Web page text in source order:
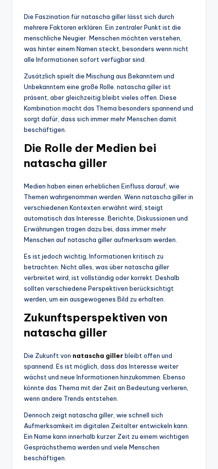
Die Faszination für natascha giller lässt sich durch
mehrere Faktoren erklären. Ein zentraler Punkt ist die
menschliche Neugier. Menschen möchten verstehen,
was hinter einem Namen steckt, besonders wenn nicht
alle Informationen sofort verfügbar sind.
Zusätzlich spielt die Mischung aus Bekanntem und
Unbekanntem eine große Rolle. natascha giller ist
präsent, aber gleichzeitig bleibt vieles offen. Diese
Kombination macht das Thema besonders spannend und
sorgt dafür, dass sich immer mehr Menschen damit
beschäftigen.
Die Rolle der Medien bei
natascha giller
Medien haben einen erheblichen Einfluss darauf, wie
Themen wahrgenommen werden. Wenn natascha giller in
verschiedenen Kontexten erwähnt wird, steigt
automatisch das Interesse. Berichte, Diskussionen und
Erwähnungen tragen dazu bei, dass immer mehr
Menschen auf natascha giller aufmerksam werden.
Es ist jedoch wichtig, Informationen kritisch zu
betrachten. Nicht alles, was über natascha giller
verbreitet wird, ist vollständig oder korrekt. Deshalb
sollten verschiedene Perspektiven berücksichtigt
werden, um ein ausgewogenes Bild zu erhalten.
Zukunftsperspektiven von
natascha giller
Die Zukunft von natascha gillerbleibt offen und
spannend. Es ist möglich, dass das Interesse weiter
wächst und neue Informationen hinzukommen. Ebenso
könnte das Thema mit der Zeit an Bedeutung verlieren,
wenn andere Trends entstehen.
Dennoch zeigt natascha giller, wie schnell sich
Aufmerksamkeit im digitalen Zeitalter entwickeln kann.
Ein Name kann innerhalb kurzer Zeit zu einem wichtigen
Gesprächsthema werden und viele Menschen
beschäftigen.